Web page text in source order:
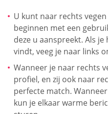
U kunt naar rechts
beginnen met een
deze u aanspreekt. Als
vindt, veeg je naar links
Wanneer je naar rechts
profiel, en zij ook naar
perfecte match.
kun je elkaar warme